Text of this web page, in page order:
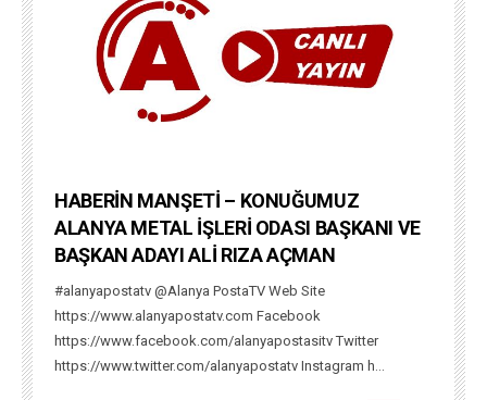
HABERİN MANŞETİ – KONUĞUMUZ
ALANYA METAL İŞLERİ ODASI BAŞKANI VE
BAŞKAN ADAYI ALİ RIZA AÇMAN
#alanyapostatv @Alanya PostaTV Web Site
https://www.alanyapostatv.com Facebook
https://www.facebook.com/alanyapostasitv Twitter
https://www.twitter.com/alanyapostatv Instagram h...